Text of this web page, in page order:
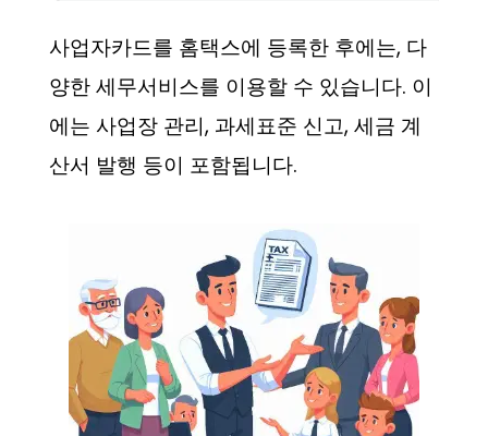
사업자카드를 홈택스에 등록한 후에는, 다
양한 세무서비스를 이용할 수 있습니다. 이
에는 사업장 관리, 과세표준 신고, 세금 계
산서 발행 등이 포함됩니다.